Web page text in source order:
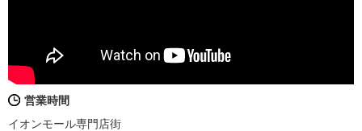
営業時間
イオンモール専門店街